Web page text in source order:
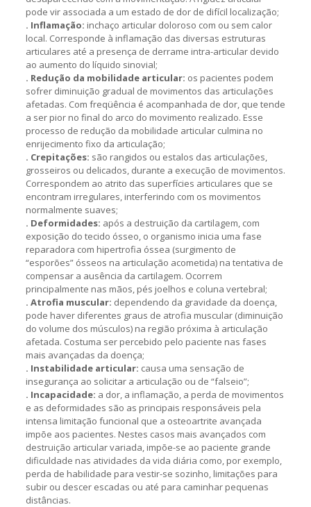
pode vir associada a um estado de dor de difícil localização;
. Inflamação: inchaço articular doloroso com ou sem calor
local. Corresponde à inflamação das diversas estruturas
articulares até a presença de derrame intra-articular devido
ao aumento do líquido sinovial;
. Redução da mobilidade articular: os pacientes podem
sofrer diminuição gradual de movimentos das articulações
afetadas. Com freqüência é acompanhada de dor, que tende
a ser pior no final do arco do movimento realizado. Esse
processo de redução da mobilidade articular culmina no
enrijecimento fixo da articulação;
. Crepitações: são rangidos ou estalos das articulações,
grosseiros ou delicados, durante a execução de movimentos.
Correspondem ao atrito das superfícies articulares que se
encontram irregulares, interferindo com os movimentos
normalmente suaves;
. Deformidades: após a destruição da cartilagem, com
exposição do tecido ósseo, o organismo inicia uma fase
reparadora com hipertrofia óssea (surgimento de
“esporões” ósseos na articulação acometida) na tentativa de
compensar a ausência da cartilagem. Ocorrem
principalmente nas mãos, pés joelhos e coluna vertebral;
. Atrofia muscular: dependendo da gravidade da doença,
pode haver diferentes graus de atrofia muscular (diminuição
do volume dos músculos) na região próxima à articulação
afetada. Costuma ser percebido pelo paciente nas fases
mais avançadas da doença;
. Instabilidade articular: causa uma sensação de
insegurança ao solicitar a articulação ou de “falseio”;
. Incapacidade: a dor, a inflamação, a perda de movimentos
e as deformidades são as principais responsáveis pela
intensa limitação funcional que a osteoartrite avançada
impõe aos pacientes. Nestes casos mais avançados com
destruição articular variada, impõe-se ao paciente grande
dificuldade nas atividades da vida diária como, por exemplo,
perda de habilidade para vestir-se sozinho, limitações para
subir ou descer escadas ou até para caminhar pequenas
distâncias.